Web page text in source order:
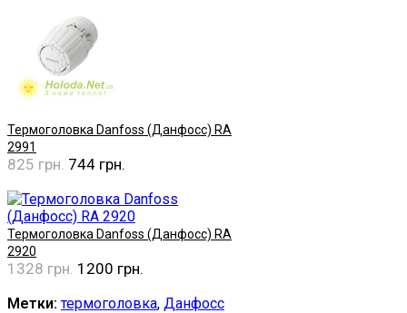
Термоголовка Danfoss (Данфосс) RA
2991
825 грн. 744 грн.
Термоголовка Danfoss (Данфосс) RA
2920
1328 грн. 1200 грн.
Метки: термоголовка, Данфосс